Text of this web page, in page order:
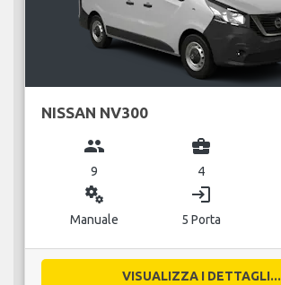
NISSAN NV300
group
9
business_center
4
miscellaneous_services
Manuale
login
5 Porta
VISUALIZZA I DETTAGLI...